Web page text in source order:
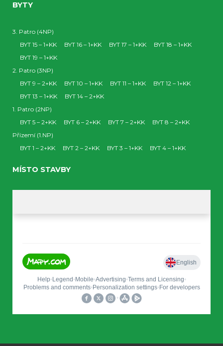
BYTY
3. Patro (4NP)
BYT 15 – 1+KK
BYT 16 – 1+KK BYT 17 – 1+KK
BYT 18 – 1+KK
BYT 19 – 1+KK
2. Patro (3NP)
BYT 9 – 2+KK
BYT 10 – 1+KK BYT 11 – 1+KK
BYT 12 – 1+KK
BYT 13 – 1+KK
BYT 14 – 2+KK
1. Patro (2NP)
BYT 5 – 2+KK
BYT 6 – 2+KK BYT 7 – 2+KK
BYT 8 – 2+KK
Přízemí (1.NP)
BYT 1 – 2+KK
BYT 2 – 2+KK BYT 3 – 1+KK BYT 4 – 1+KK
MÍSTO STAVBY